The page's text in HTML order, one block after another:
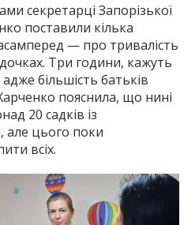
секретарці Запорізької
поставили кілька
— про тривалість
Три години, кажуть
більшість батьків
пояснила, що нині
20 садків із
цього поки
всіх.